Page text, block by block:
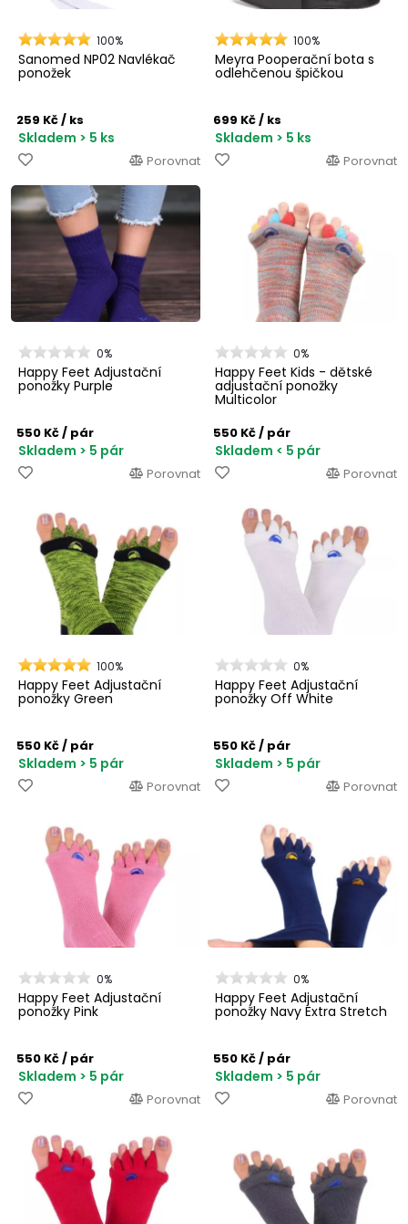
100%
Sanomed NP02 Navlékač
ponožek
259 Kč/ ks
Skladem > 5 ks
Porovnat
100%
Meyra Pooperační bota s
odlehčenou špičkou
699 Kč/ ks
Skladem > 5 ks
Porovnat
0%
Happy Feet Adjustační
ponožky Purple
550 Kč/ pár
Skladem > 5 pár
Porovnat
0%
Happy Feet Kids - dětské
adjustační ponožky
Multicolor
550 Kč/ pár
Skladem < 5 pár
Porovnat
100%
Happy Feet Adjustační
ponožky Green
550 Kč/ pár
Skladem > 5 pár
Porovnat
0%
Happy Feet Adjustační
ponožky Off White
550 Kč/ pár
Skladem > 5 pár
Porovnat
0%
Happy Feet Adjustační
ponožky Pink
550 Kč/ pár
Skladem > 5 pár
Porovnat
0%
Happy Feet Adjustační
ponožky Navy Extra Stretch
550 Kč/ pár
Skladem > 5 pár
Porovnat